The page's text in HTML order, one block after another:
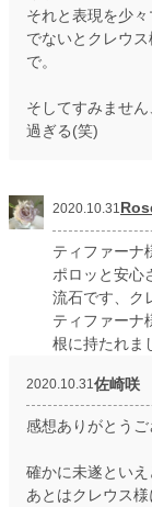
それと表現を少々
でないとクレウ
で。
そしてすみませ
過ぎる(笑)
2020.10.31
ティファーナ
ポロッと安心
流石です、ク
ティファーナ
根に持たれま
2020.10.31佐崎咲
感想ありがとうご
確かに未遂といえ
あとはクレウス様